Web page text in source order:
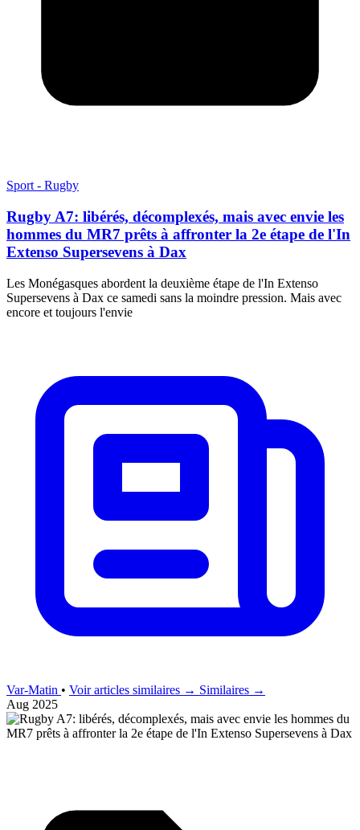
Sport - Rugby
Rugby A7: libérés, décomplexés, mais avec envie les
hommes du MR7 prêts à affronter la 2e étape de l'In
Extenso Supersevens à Dax
Les Monégasques abordent la deuxième étape de l'In Extenso
Supersevens à Dax ce samedi sans la moindre pression. Mais avec
encore et toujours l'envie
Var-Matin • Voir articles similaires → Similaires →
Aug 2025